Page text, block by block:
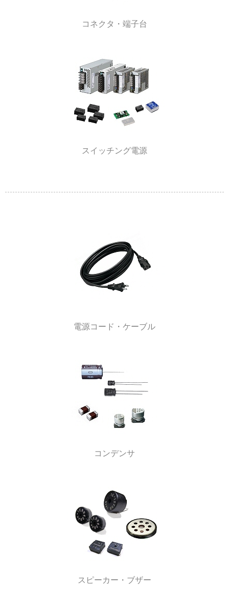
コネクタ・端子台
スイッチング電源
電源コード・ケーブル
コンデンサ
スピーカー・ブザー